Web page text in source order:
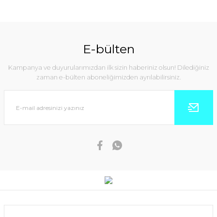
E-bülten
Kampanya ve duyurularımızdan ilk sizin haberiniz olsun! Dilediğiniz
zaman e-bülten aboneliğimizden ayrılabilirsiniz.